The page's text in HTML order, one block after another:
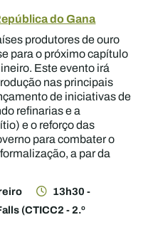
do Gana
produtores de ouro
para o próximo capítulo
Este evento irá
nas principais
de iniciativas de
refinarias e a
e o reforço das
para combater o
a par da
13h30 -
(CTICC2 - 2.º